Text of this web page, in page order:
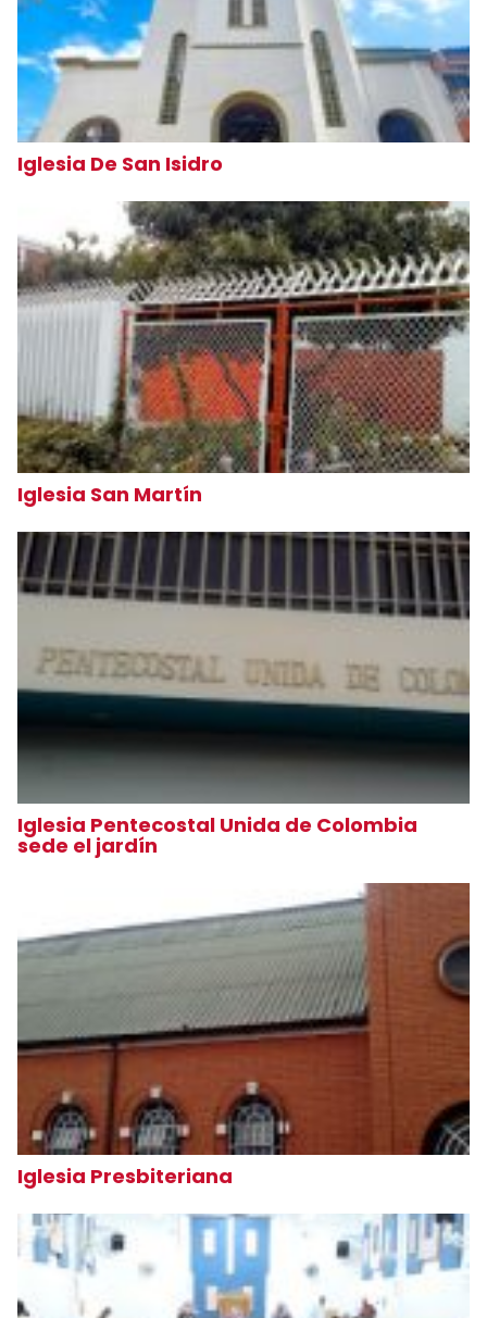
Iglesia De San Isidro
Iglesia San Martín
Iglesia Pentecostal Unida de Colombia
sede el jardín
Iglesia Presbiteriana